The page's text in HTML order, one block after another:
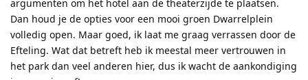
argumenten om het hotel aan de theaterzijde te plaatsen.
Dan houd je de opties voor een mooi groen Dwarrelplein
volledig open. Maar goed, ik laat me graag verrassen door de
Efteling. Wat dat betreft heb ik meestal meer vertrouwen in
het park dan veel anderen hier, dus ik wacht de aankondiging